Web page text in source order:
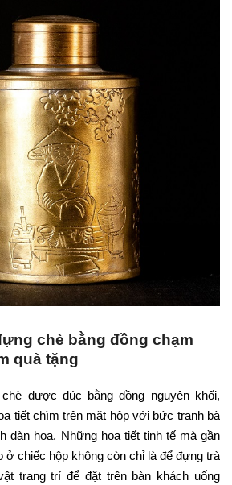
chè bằng đồng chạm
quà tặng
được đúc bằng đồng nguyên khối,
tiết chìm trên mặt hộp với bức tranh bà
dàn hoa. Những họa tiết tinh tế mà gần
ở chiếc hộp không còn chỉ là để đựng trà
trang trí để đặt trên bàn khách uống